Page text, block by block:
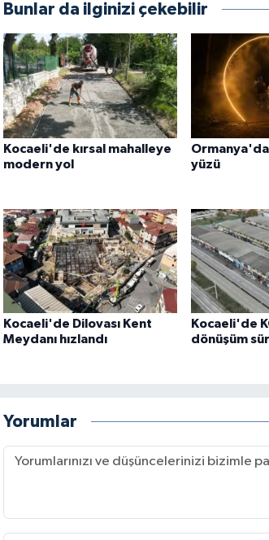
Bunlar da ilginizi çekebilir
Kocaeli'de kırsal mahalleye
modern yol
Ormanya'da
yüzü
Kocaeli'de Dilovası Kent
Meydanı hızlandı
Kocaeli'de
dönüşüm
Yorumlar